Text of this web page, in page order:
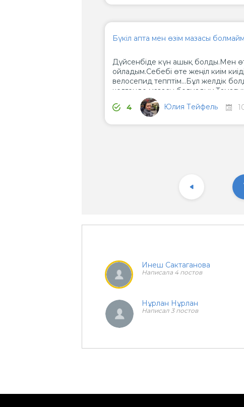
Бүкiл апта мен өзiм мазасы
Дүйсенбiде күн ашық болды.Мен
ойладым.Себебi өте жеңiл киiм
велосепид тепптім...Бұл желдік
келгенде мазасы
Таңертең жөтелу бастадым. Мен
емханаңға баруға тура келді.
дәрмек жазды.Дереу ем қажет
4 Юлия Тейфель
Инеш Сактаганова
Написала 4 постов
Нұрлан Нұрлан
Написал 3 постов